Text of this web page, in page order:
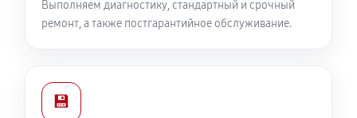
Выполняем диагностику, стандартный и срочный
ремонт, а также постгарантийное обслуживание.
💾